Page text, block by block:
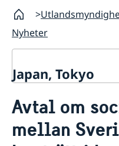
Nyheter
Japan, Tokyo
Svenskar i Världen
Läkare , tandläkare
Om oss
Ambassadör Viktoria Li
Aktuellt
Avtal om
mellan